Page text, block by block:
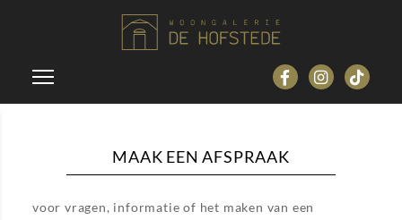
MAAK EEN AFSPRAAK
voor vragen, informatie of het maken van een